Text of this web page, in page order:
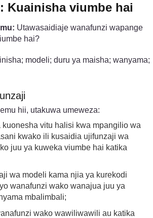
Kuainisha viumbe hai
Utawasaidiaje wanafunzi wapange
hai?
modeli; duru ya maisha; wanyama;
hii, utakuwa umeweza:
kuonesha vitu halisi kwa mpangilio wa
kwako ili kusaidia ujifunzaji wa
juu ya kuweka viumbe hai katika
wa modeli kama njia ya kurekodi
wanafunzi wako wanajua juu ya
mbalimbali;
wako wawiliwawili au katika